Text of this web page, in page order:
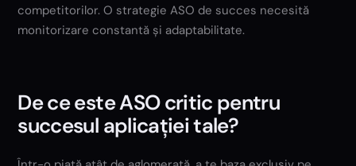
competitorilor. O strategie ASO de succes necesită
monitorizare constantă și adaptabilitate.
De ce este ASO critic pentru
succesul aplicației tale?